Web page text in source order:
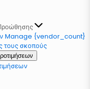
Manage {vendor_count}
τους σκοπούς